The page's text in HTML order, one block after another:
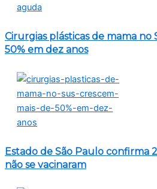
Cirurgias plásticas de mama no
50% em dez anos
Estado de São Paulo confirma
não se vacinaram